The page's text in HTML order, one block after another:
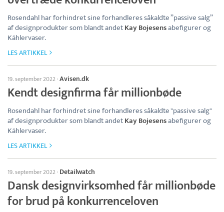
Rosendahl har forhindret sine forhandleres såkaldte ”passive salg”
af designprodukter som blandt andetKay Bojesensabefigurer og
Kählervaser.
LES ARTIKKEL
19. september 2022·Avisen.dk
Kendt designfirma får millionbøde
Rosendahl har forhindret sine forhandleres såkaldte "passive salg"
af designprodukter som blandt andetKay Bojesensabefigurer og
Kählervaser.
LES ARTIKKEL
19. september 2022· Detailwatch
Dansk designvirksomhed får millionbøde
for brud på konkurrenceloven